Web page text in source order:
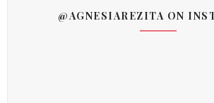
@AGNESIAREZITA ON